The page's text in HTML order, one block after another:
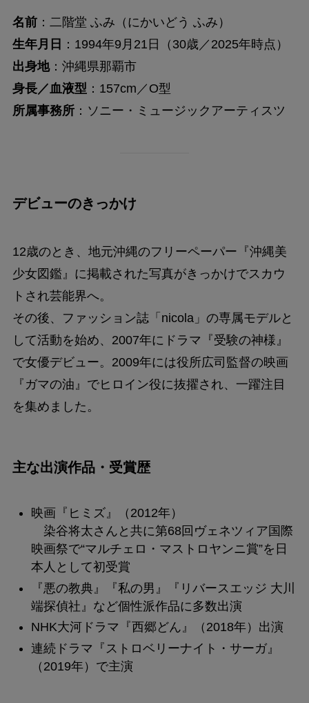
名前：二階堂 ふみ（にかいどう ふみ）
生年月日 ：1994年9月21日（30歳／2025年時点）
出身地：沖縄県那覇市
身長／血液型 ：157cm／O型
所属事務所：ソニー・ミュージックアーティスツ
デビューのきっかけ
12歳のとき、地元沖縄のフリーペーパー『沖縄美
少女図鑑』に掲載された写真がきっかけでスカウ
トされ芸能界へ。
その後、ファッション誌「nicola」の専属モデルと
して活動を始め、2007年にドラマ『受験の神様』
で女優デビュー。2009年には役所広司監督の映画
『ガマの油』でヒロイン役に抜擢され、一躍注目
を集めました。
主な出演作品・受賞歴
映画『ヒミズ』（2012年）
染谷将太さんと共に第68回ヴェネツィア国際
映画祭で“マルチェロ・マストロヤンニ賞”を日
本人として初受賞
『悪の教典』『私の男』『リバースエッジ 大川
端探偵社』など個性派作品に多数出演
NHK大河ドラマ『西郷どん』（2018年）出演
連続ドラマ『ストロベリーナイト・サーガ』
（2019年）で主演